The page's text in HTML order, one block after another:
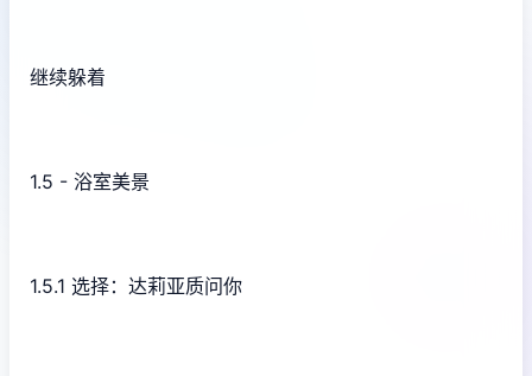
继续躲着
1.5 - 浴室美景
1.5.1 选择：达莉亚质问你